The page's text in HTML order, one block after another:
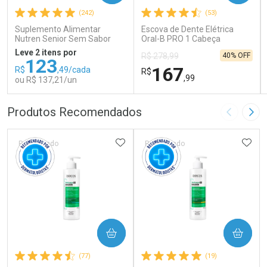
(242)
Suplemento Alimentar
Nutren Senior Sem Sabor
740g
Leve 2 itens por
R$123,49/cada
ou R$ 137,21/un
FECHAR
FECHAR
Por Menos
(53)
Escova de Dente Elétrica
Oral-B PRO 1 Cabeça
Redonda Recarregável 1
Unidade
R$ 278,99
R$167,99
40% OFF
Por Menos
Produtos Recomendados Imagem
(77)
Patrocinado ADICIONAR AOS FAVORITOS
COMPRAR
(19)
Patrocinado
COMPRAR